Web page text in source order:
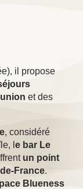
il propose
et des
, considéré
l e bar Le
un point
France.
Blueness